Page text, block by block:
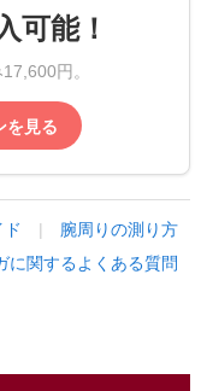
可能！
円。
を見る
ド | 腕周りの測り方
に関するよくある質問